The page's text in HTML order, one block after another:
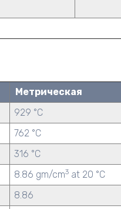
Метрическая
929 °C
762 °C
316 °C
8.86 gm/cm3 at 20 °C
8.86